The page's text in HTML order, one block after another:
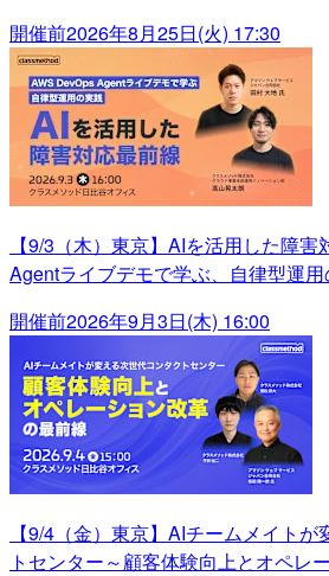
開催前2026年8月25日(火) 17:30
【9/3（木）東京】AIを活用した障
Agentライブデモで学ぶ、自律型運用
開催前2026年9月3日(木) 16:00
【9/4（金）東京】AIチームメイト
トセンター～顧客体験向上とオペレ